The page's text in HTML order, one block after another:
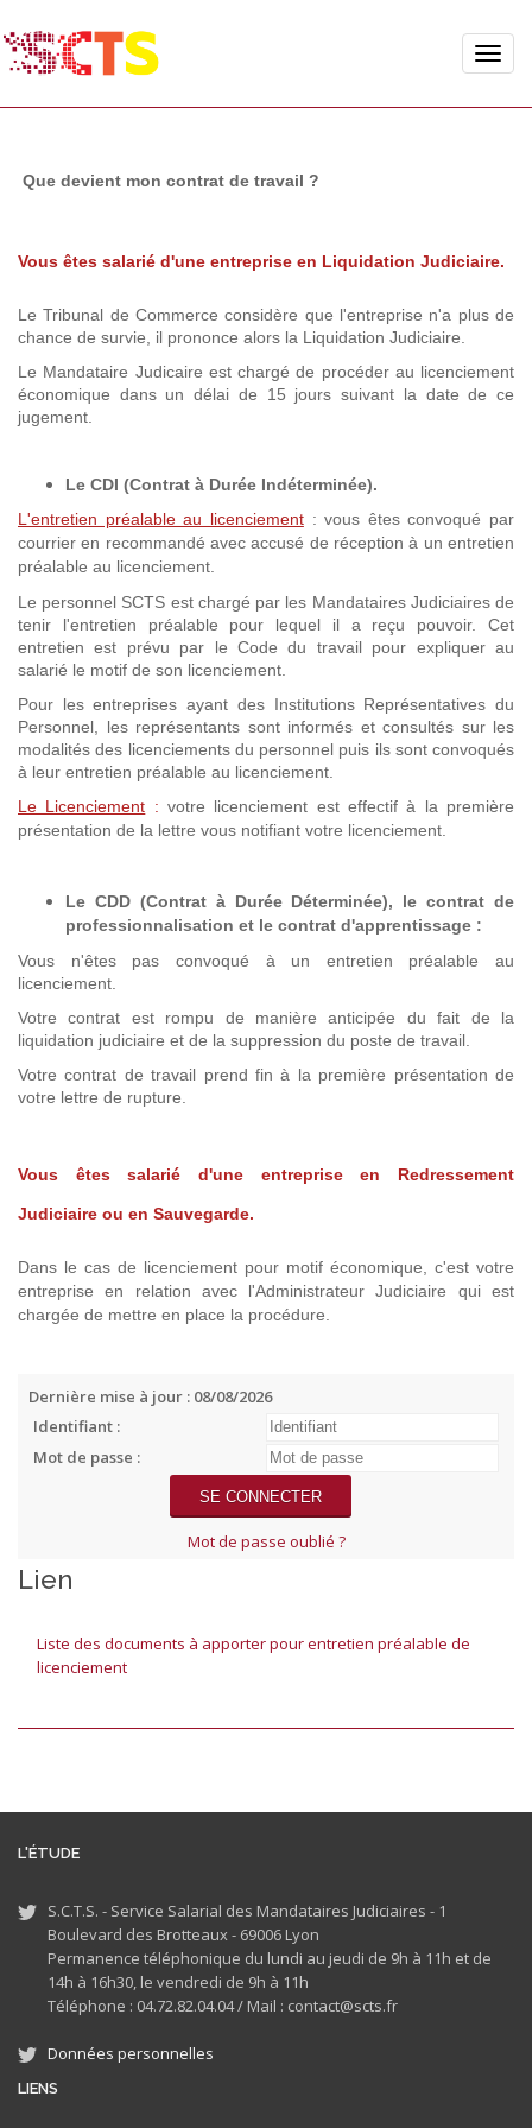
Toggle
Que devient mon contrat de travail ?
Vous êtes salarié d'une entreprise en Liquidation Judiciaire.
Le Tribunal de Commerce considère que l'entreprise n'a plus de
chance de survie, il prononce alors la Liquidation Judiciaire.
Le Mandataire Judicaire est chargé de procéder au licenciement
économique dans un délai de 15 jours suivant la date de ce
jugement.
Le CDI (Contrat à Durée Indéterminée).
L'entretien préalable au licenciement : vous êtes convoqué par
courrier en recommandé avec accusé de réception à un entretien
préalable au licenciement.
Le personnel SCTS est chargé par les Mandataires Judiciaires de
tenir l'entretien préalable pour lequel il a reçu pouvoir. Cet
entretien est prévu par le Code du travail pour expliquer au
salarié le motif de son licenciement.
Pour les entreprises ayant des Institutions Représentatives du
Personnel, les représentants sont informés et consultés sur les
modalités des licenciements du personnel puis ils sont convoqués
à leur entretien préalable au licenciement.
Le Licenciement : votre licenciement est effectif à la première
présentation de la lettre vous notifiant votre licenciement.
Le CDD (Contrat à Durée Déterminée), le contrat de
professionnalisation et le contrat d'apprentissage :
Vous n'êtes pas convoqué à un entretien préalable au
licenciement.
Votre contrat est rompu de manière anticipée du fait de la
liquidation judiciaire et de la suppression du poste de travail.
Votre contrat de travail prend fin à la première présentation de
votre lettre de rupture.
Vous êtes salarié d'une entreprise en Redressement
Judiciaire ou en Sauvegarde.
Dans le cas de licenciement pour motif économique, c'est votre
entreprise en relation avec l'Administrateur Judiciaire qui est
chargée de mettre en place la procédure.
Dernière mise à jour : 08/08/2026
Identifiant :
Mot de passe :
Mot de passe oublié ?
Lien
Liste des documents à apporter pour entretien préalable de
licenciement
L'ÉTUDE
S.C.T.S. - Service Salarial des Mandataires Judiciaires - 1
Boulevard des Brotteaux - 69006 Lyon
Permanence téléphonique du lundi au jeudi de 9h à 11h et de
14h à 16h30, le vendredi de 9h à 11h
Téléphone : 04.72.82.04.04 / Mail : contact@scts.fr
Données personnelles
LIENS